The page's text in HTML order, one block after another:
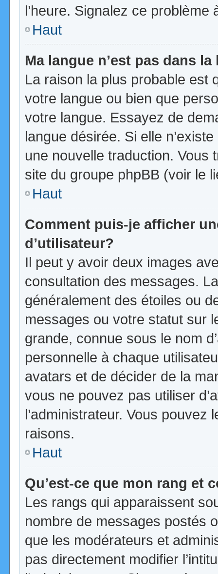
l’heure. Signalez ce problème
Haut
Ma langue n’est pas dans la
La raison la plus probable est
votre langue ou bien que
votre langue. Essayez de
langue désirée. Si elle
une nouvelle traduction. Vous
site du groupe phpBB (voir le
Haut
Comment puis-je afficher
d’utilisateur?
Il peut y avoir deux images
consultation des messages.
généralement des étoiles ou
messages ou votre statut sur
grande, connue sous le nom
personnelle à chaque
avatars et de décider de la
vous ne pouvez pas utiliser
l’administrateur. Vous
raisons.
Haut
Qu’est-ce que mon rang et
Les rangs qui apparaissent
nombre de messages postés
que les modérateurs et
pas directement modifier